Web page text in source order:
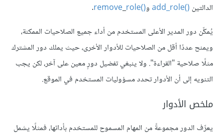
الدالتين add_role()
remove_role()
يُمكِّن دور المدير الأعلى المستخدم من أداء جميع الصلاحيات الممكنة،
ويمنح عددًا أقل من الصلاحيات للأدوار الأخرى، حيث يملك دور المشترك
مثلًا صلاحية "القراءة". ولا ينبغي تفضيل دورٍ معين على آخر، لكن يجب
التنويه إلى أن الأدوار تحدد مسؤوليات المستخدم في الموقع.
ملخص الأدوار
يعرِّف الدور مجموعةً من المهام المسموح للمستخدم بأدائها، فمثلًا يشمل